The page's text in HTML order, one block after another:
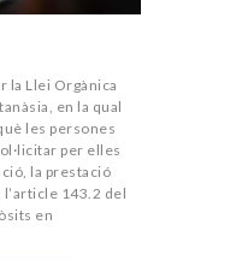
la Llei Orgànica
en la qual
les persones
per elles
la prestació
l’article 143.2 del
en